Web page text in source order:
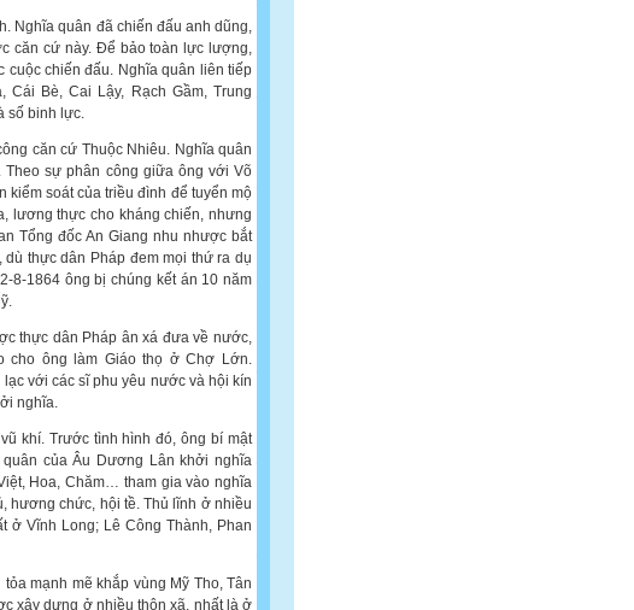
Nghĩa quân đã chiến đấu anh dũng,
căn cứ này. Để bảo toàn lực lượng,
cuộc chiến đấu. Nghĩa quân liên tiếp
Bè, Cai Lậy, Rạch Gầm, Trung
số binh lực.
căn cứ Thuộc Nhiêu. Nghĩa quân
sự phân công giữa ông với Võ
kiểm soát của triều đình để tuyển mộ
lương thực cho kháng chiến, nhưng
Tổng đốc An Giang nhu nhược bắt
thực dân Pháp đem mọi thứ ra dụ
8-1864 ông bị chúng kết án 10 năm
Mỹ.
thực dân Pháp ân xá đưa về nước,
cho ông làm Giáo thọ ở Chợ Lớn.
với các sĩ phu yêu nước và hội kín
nghĩa.
khí. Trước tình hình đó, ông bí mật
của Âu Dương Lân khởi nghĩa
Hoa, Chăm… tham gia vào nghĩa
hương chức, hội tề. Thủ lĩnh ở nhiều
ở Vĩnh Long; Lê Công Thành, Phan
mạnh mẽ khắp vùng Mỹ Tho, Tân
xây dựng ở nhiều thôn xã, nhất là ở